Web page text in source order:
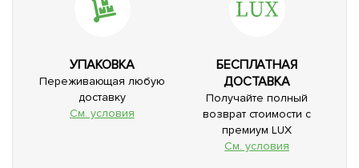
УПАКОВКА
Переживающая любую
доставку
См. условия
БЕСПЛАТНАЯ
ДОСТАВКА
Получайте полный
возврат стоимости с
премиум LUX
См. условия